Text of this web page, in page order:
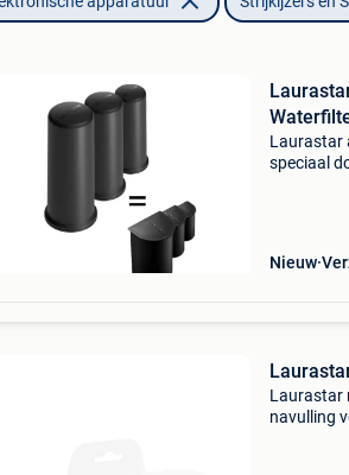
Laurastar
speciaal
Nieuw
Laurastar
navulling